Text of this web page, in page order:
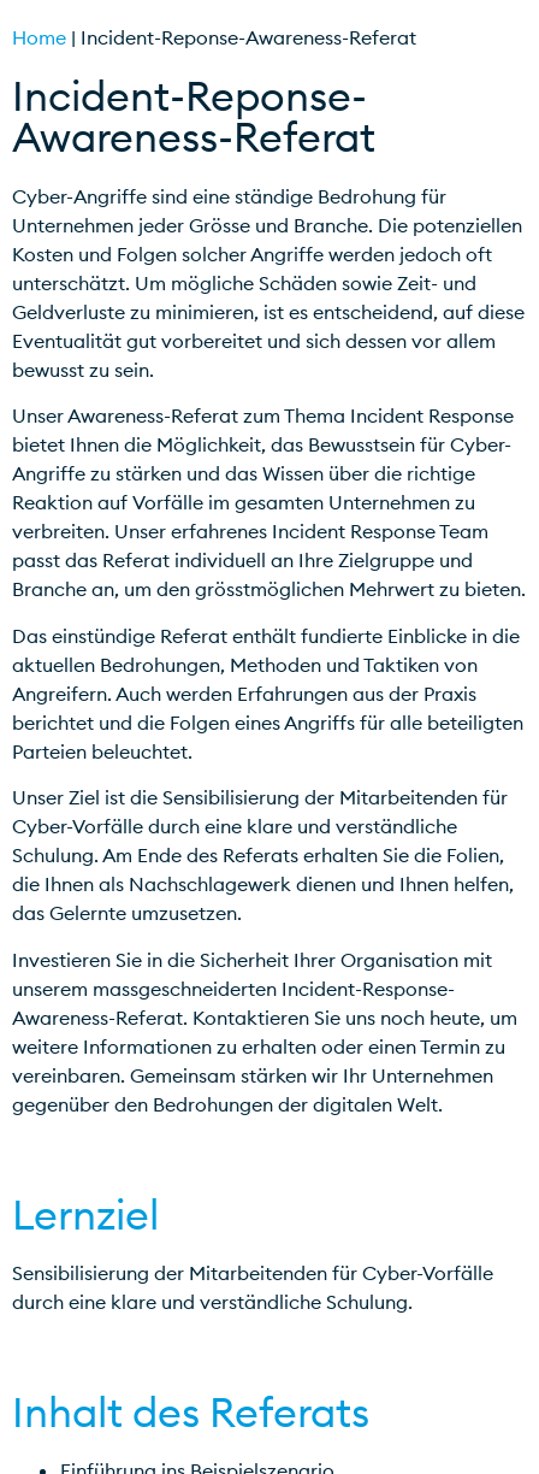
Home | Incident-Reponse-Awareness-Referat
Incident-Reponse-
Awareness-Referat
Cyber-Angriffe sind eine ständige Bedrohung für
Unternehmen jeder Grösse und Branche. Die potenziellen
Kosten und Folgen solcher Angriffe werden jedoch oft
unterschätzt. Um mögliche Schäden sowie Zeit- und
Geldverluste zu minimieren, ist es entscheidend, auf diese
Eventualität gut vorbereitet und sich dessen vor allem
bewusst zu sein.
Unser Awareness-Referat zum Thema Incident Response
bietet Ihnen die Möglichkeit, das Bewusstsein für Cyber-
Angriffe zu stärken und das Wissen über die richtige
Reaktion auf Vorfälle im gesamten Unternehmen zu
verbreiten. Unser erfahrenes Incident Response Team
passt das Referat individuell an Ihre Zielgruppe und
Branche an, um den grösstmöglichen Mehrwert zu bieten.
Das einstündige Referat enthält fundierte Einblicke in die
aktuellen Bedrohungen, Methoden und Taktiken von
Angreifern. Auch werden Erfahrungen aus der Praxis
berichtet und die Folgen eines Angriffs für alle beteiligten
Parteien beleuchtet.
Unser Ziel ist die Sensibilisierung der Mitarbeitenden für
Cyber-Vorfälle durch eine klare und verständliche
Schulung. Am Ende des Referats erhalten Sie die Folien,
die Ihnen als Nachschlagewerk dienen und Ihnen helfen,
das Gelernte umzusetzen.
Investieren Sie in die Sicherheit Ihrer Organisation mit
unserem massgeschneiderten Incident-Response-
Awareness-Referat. Kontaktieren Sie uns noch heute, um
weitere Informationen zu erhalten oder einen Termin zu
vereinbaren. Gemeinsam stärken wir Ihr Unternehmen
gegenüber den Bedrohungen der digitalen Welt.
Lernziel
Sensibilisierung der Mitarbeitenden für Cyber-Vorfälle
durch eine klare und verständliche Schulung.
Inhalt des Referats